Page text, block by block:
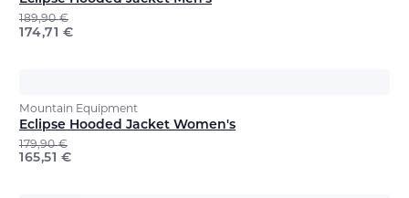
189,90€
174,71 €
Mountain Equipment
Eclipse Hooded Jacket Women's
179,90€
165,51 €